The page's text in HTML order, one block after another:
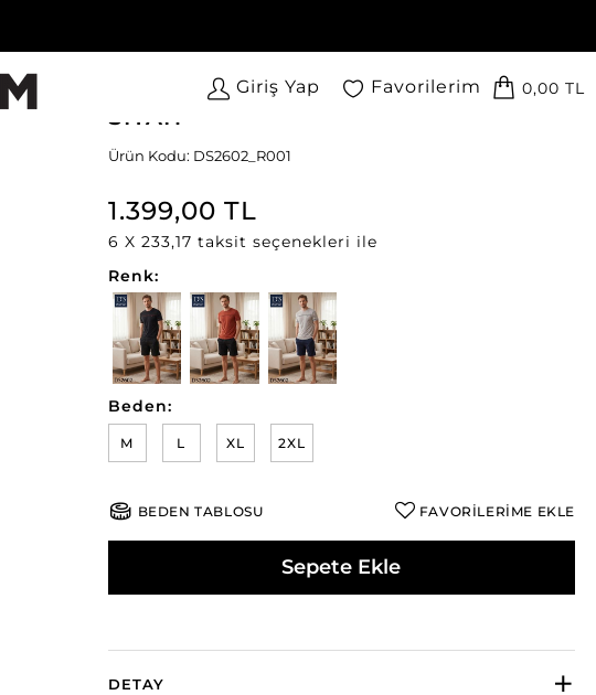
Giriş Yap Favorilerim 0,00 TL
Ds Damat Youngster Şort Takımı
SİYAH
Ürün Kodu: DS2602_R001
1.399,00 TL
6 X 233,17 taksit seçenekleri ile
Renk:
Beden:
M L XL 2XL
BEDEN TABLOSU FAVORİLERİME EKLE
Sepete Ekle
DETAY